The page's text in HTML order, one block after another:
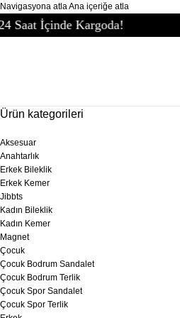
Navigasyona atlaAna içeriğe atla
Ürün kategorileri
Aksesuar
Anahtarlık
Erkek Bileklik
Erkek Kemer
Jibbts
Kadın Bileklik
Kadın Kemer
Magnet
Çocuk
Çocuk Bodrum Sandalet
Çocuk Bodrum Terlik
Çocuk Spor Sandalet
Çocuk Spor Terlik